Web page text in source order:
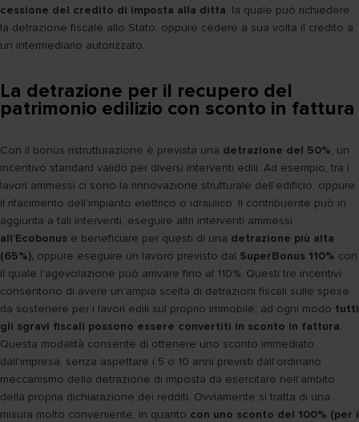
cessione del credito di imposta alla ditta, la quale può richiedere
la detrazione fiscale allo Stato, oppure cedere a sua volta il credito a
un intermediario autorizzato.
La detrazione per il recupero del
patrimonio edilizio con sconto in fattura
Con il bonus ristrutturazione è prevista una detrazione del 50%, un
incentivo standard valido per diversi interventi edili. Ad esempio, tra i
lavori ammessi ci sono la rinnovazione strutturale dell’edificio, oppure
il rifacimento dell’impianto elettrico o idraulico. Il contribuente può in
aggiunta a tali interventi, eseguire altri interventi ammessi
all’Ecobonus e beneficiare per questi di una detrazione più alta
(65%), oppure eseguire un lavoro previsto dal SuperBonus 110% con
il quale l’agevolazione può arrivare fino al 110%. Questi tre incentivi
consentono di avere un’ampia scelta di detrazioni fiscali sulle spese
da sostenere per i lavori edili sul proprio immobile; ad ogni modo tutti
gli sgravi fiscali possono essere convertiti in sconto in fattura.
Questa modalità consente di ottenere uno sconto immediato
dall’impresa, senza aspettare i 5 o 10 anni previsti dall’ordinario
meccanismo della detrazione di imposta da esercitare nell’ambito
della propria dichiarazione dei redditi. Ovviamente si tratta di una
misura molto conveniente, in quanto con uno sconto del 100% (per i